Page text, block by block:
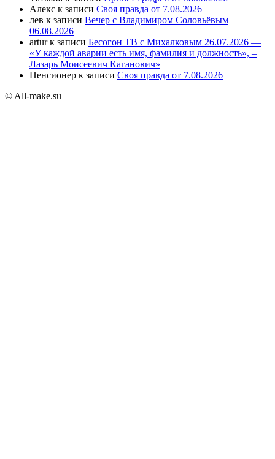
Алекс к записи Своя правда от 7.08.2026
лев к записи Вечер с Владимиром Соловьёвым
06.08.2026
arturк записи Бесогон ТВ с Михалковым 26.07.2026 —
«У каждой аварии есть имя, фамилия и должность», –
Лазарь Моисеевич Каганович»
Пенсионер к записи Своя правда от 7.08.2026
© All-make.su